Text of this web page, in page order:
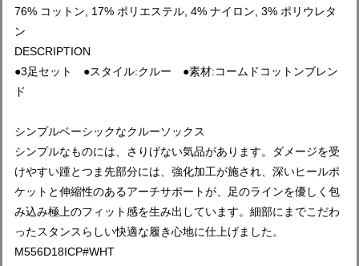
76% コットン, 17% ポリエステル, 4% ナイロン, 3% ポリウレタ
ン
DESCRIPTION
●3足セット ●スタイル:クルー ●素材:コームドコットンブレン
ド
シンプルベーシックなクルーソックス
シンプルなものには、さりげない気品があります。ダメージを受
けやすい踵とつま先部分には、強化加工が施され、深いヒールポ
ケットと伸縮性のあるアーチサポートが、足のラインを優しく包
み込み極上のフィット感を生み出しています。細部にまでこだわ
ったスタンスらしい快適な履き心地に仕上げました。
M556D18ICP#WHT